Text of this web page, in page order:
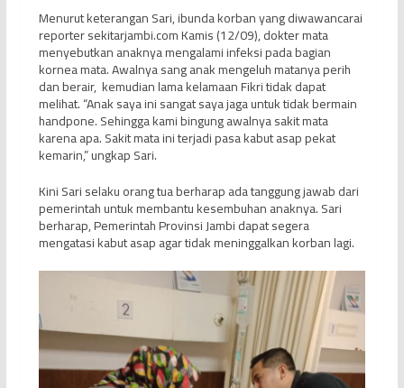
Menurut keterangan Sari, ibunda korban yang diwawancarai
reporter sekitarjambi.com Kamis (12/09), dokter mata
menyebutkan anaknya mengalami infeksi pada bagian
kornea mata. Awalnya sang anak mengeluh matanya perih
dan berair, kemudian lama kelamaan Fikri tidak dapat
melihat. “Anak saya ini sangat saya jaga untuk tidak bermain
handpone. Sehingga kami bingung awalnya sakit mata
karena apa. Sakit mata ini terjadi pasa kabut asap pekat
kemarin,” ungkap Sari.
Kini Sari selaku orang tua berharap ada tanggung jawab dari
pemerintah untuk membantu kesembuhan anaknya. Sari
berharap, Pemerintah Provinsi Jambi dapat segera
mengatasi kabut asap agar tidak meninggalkan korban lagi.